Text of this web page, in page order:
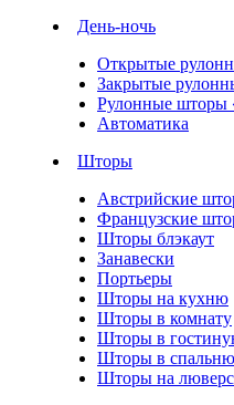
День-ночь
Открытые
Закрытые
Рулонные шторы
Автоматика
Шторы
Австрийские
Французские
Шторы блэкаут
Занавески
Портьеры
Шторы на кухню
Шторы в комнату
Шторы в
Шторы в спальню
Шторы на